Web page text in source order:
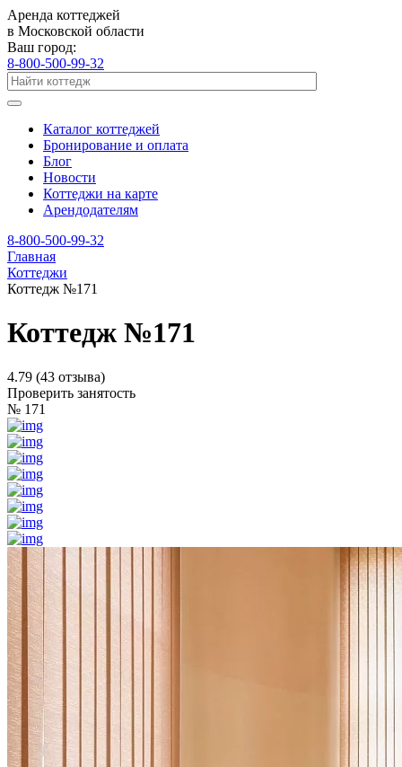
Аренда коттеджей
в Московской области
Ваш город:
8-800-500-99-32
Каталог коттеджей
Бронирование и оплата
Блог
Новости
Коттеджи на карте
Арендодателям
8-800-500-99-32
Главная
Коттеджи
Коттедж №171
Коттедж №171
4.79 (43 отзыва)
Проверить занятость
№ 171